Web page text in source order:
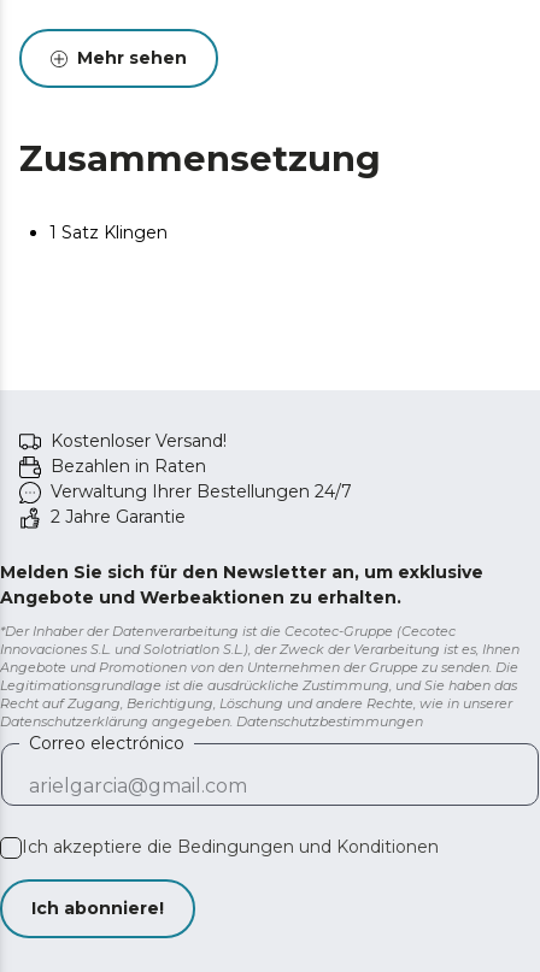
Mehr sehen
Zusammensetzung
1 Satz Klingen
Kostenloser Versand!
Bezahlen in Raten
Verwaltung Ihrer Bestellungen 24/7
2 Jahre Garantie
Melden Sie sich für den Newsletter an, um exklusive
Angebote und Werbeaktionen zu erhalten.
*Der Inhaber der Datenverarbeitung ist die Cecotec-Gruppe (Cecotec
Innovaciones S.L. und Solotriatlon S.L.), der Zweck der Verarbeitung ist es, Ihnen
Angebote und Promotionen von den Unternehmen der Gruppe zu senden. Die
Legitimationsgrundlage ist die ausdrückliche Zustimmung, und Sie haben das
Recht auf Zugang, Berichtigung, Löschung und andere Rechte, wie in unserer
Datenschutzerklärung angegeben. Datenschutzbestimmungen
Correo electrónico
Ich akzeptiere die Bedingungen und Konditionen
Ich abonniere!